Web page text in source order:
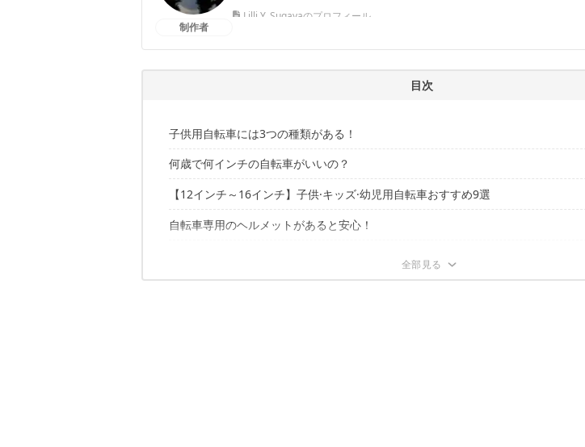
制作者
Lilli Y. Sugayaのプロフィール
目次
子供用自転車には3つの種類がある！
何歳で何インチの自転車がいいの？
適正なサイズの選び方は？
【12インチ～16インチ】子供·キッズ·幼児用自転車おすすめ9選
お手頃価格が魅力 リーズポート 補助輪付き 幼児自転車
アーチを描くデザインがおしゃれ エー・エヌ・デザインワークス ジュニア キッズバイク
パパもママも安心JIS基準適合品 チビクル 16インチ子供用自転車
自転車専用のヘルメットがあると安心！
子供·キッズ·幼児用自転車におすすめのヘルメット4選